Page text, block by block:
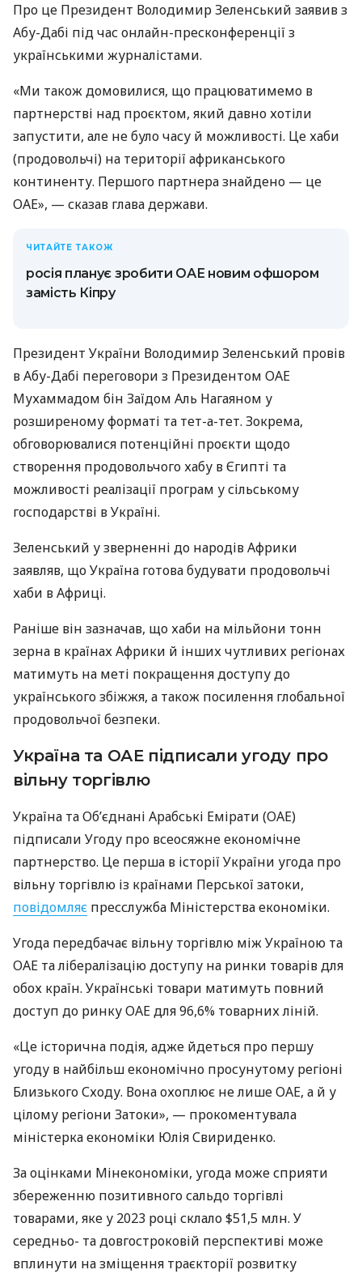
Про це Президент Володимир Зеленський заявив з
Абу-Дабі під час онлайн-пресконференції з
українськими журналістами.
«Ми також домовилися, що працюватимемо в
партнерстві над проєктом, який давно хотіли
запустити, але не було часу й можливості. Це хаби
(продовольчі) на території африканського
континенту. Першого партнера знайдено — це
ОАЕ», — сказав глава держави.
ЧИТАЙТЕ ТАКОЖ
росія планує зробити ОАЕ новим офшором
замість Кіпру
Президент України Володимир Зеленський провів
в Абу-Дабі переговори з Президентом ОАЕ
Мухаммадом бін Заїдом Аль Нагаяном у
розширеному форматі та тет-а-тет. Зокрема,
обговорювалися потенційні проєкти щодо
створення продовольчого хабу в Єгипті та
можливості реалізації програм у сільському
господарстві в Україні.
Зеленський у зверненні до народів Африки
заявляв, що Україна готова будувати продовольчі
хаби в Африці.
Раніше він зазначав, що хаби на мільйони тонн
зерна в країнах Африки й інших чутливих регіонах
матимуть на меті покращення доступу до
українського збіжжя, а також посилення глобальної
продовольчої безпеки.
Україна та ОАЕ підписали угоду про
вільну торгівлю
Україна та Об’єднані Арабські Емірати (ОАЕ)
підписали Угоду про всеосяжне економічне
партнерство. Це перша в історії України угода про
вільну торгівлю із країнами Перської затоки,
повідомляє пресслужба Міністерства економіки.
Угода передбачає вільну торгівлю між Україною та
ОАЕ та лібералізацію доступу на ринки товарів для
обох країн. Українські товари матимуть повний
доступ до ринку ОАЕ для 96,6% товарних ліній.
«Це історична подія, адже йдеться про першу
угоду в найбільш економічно просунутому регіоні
Близького Сходу. Вона охоплює не лише ОАЕ, а й у
цілому регіони Затоки», — прокоментувала
міністерка економіки Юлія Свириденко.
За оцінками Мінекономіки, угода може сприяти
збереженню позитивного сальдо торгівлі
товарами, яке у 2023 році склало $51,5 млн. У
середньо- та довгостроковій перспективі може
вплинути на зміщення траєкторії розвитку